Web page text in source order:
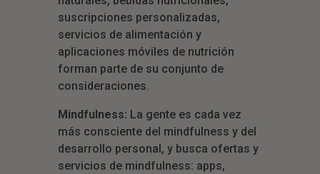
suscripciones personalizadas,
servicios de alimentación y
aplicaciones móviles de nutrición
forman parte de su conjunto de
consideraciones.
Mindfulness: La gente es cada vez
más consciente del mindfulness y del
desarrollo personal, y busca ofertas y
servicios de mindfulness: apps,